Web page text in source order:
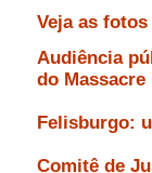
Veja as
Audiência
do Massacre
Felisburgo:
Comitê de